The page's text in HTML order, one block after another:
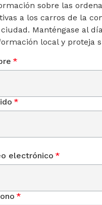
sobre las
a los carros de la
ciudad. Manténgase al
local y proteja
*
*
electrónico *
*